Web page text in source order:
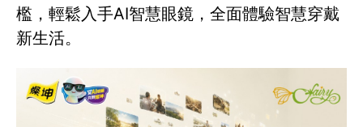
檻，輕鬆入手AI智慧眼鏡，全面體驗智慧穿戴
新生活。